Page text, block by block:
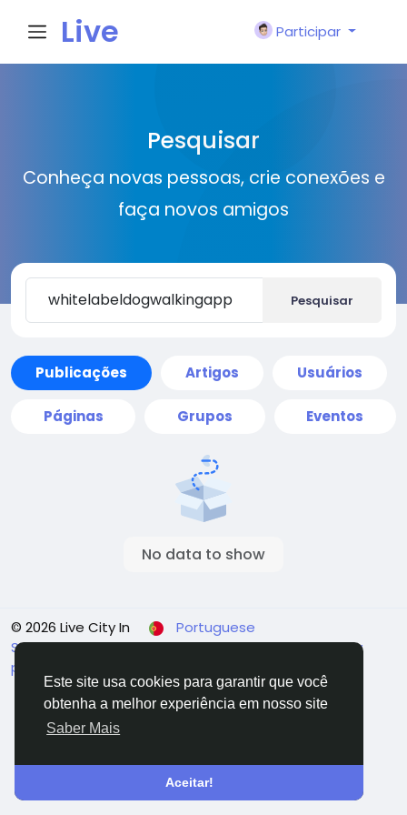
Este site usa cookies para garantir que você
obtenha a melhor experiência em nosso site
Saber Mais
Aceitar!
Live
n
Participar
Pesquisar
Conheça novas pessoas, crie conexões e
faça novos amigos
Pesquisar
Publicações Artigos Usuários
Páginas Grupos Eventos
No data to show
© 2026 Live City In
Portuguese
Sobre Termos Privacidade Shipping and delivery
policy
Diretório